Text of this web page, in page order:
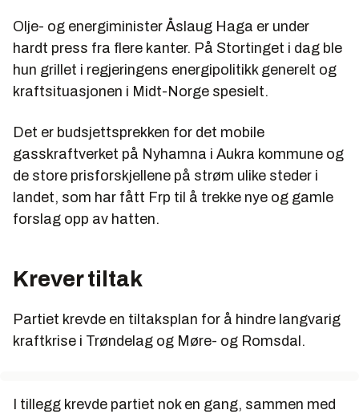
Olje- og energiminister Åslaug Haga er under
hardt press fra flere kanter. På Stortinget i dag ble
hun grillet i regjeringens energipolitikk generelt og
kraftsituasjonen i Midt-Norge spesielt.
Det er budsjettsprekken for det mobile
gasskraftverket på Nyhamna i Aukra kommune og
de store prisforskjellene på strøm ulike steder i
landet, som har fått Frp til å trekke nye og gamle
forslag opp av hatten.
Krever tiltak
Partiet krevde en tiltaksplan for å hindre langvarig
kraftkrise i Trøndelag og Møre- og Romsdal.
I tillegg krevde partiet nok en gang, sammen med